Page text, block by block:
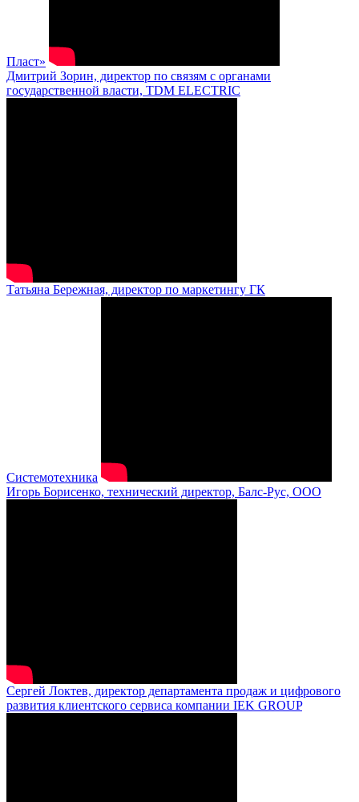
Пласт»
Дмитрий Зорин, директор по связям с органами
государственной власти, TDM ELECTRIC
Татьяна Бережная, директор по маркетингу ГК
Системотехника
Игорь Борисенко, технический директор, Балс-Рус, ООО
Сергей Локтев, директор департамента продаж и цифрового
развития клиентского сервиса компании IEK GROUP